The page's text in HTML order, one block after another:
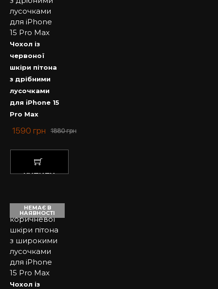
Чохол із
червоної
шкіри пітона
з дрібними
лусочками
для iPhone 15
Pro Max
1880грн
1590 грн
КУПИТИ
НЕМАЄ В
НАЯВНОСТІ
Чохол із